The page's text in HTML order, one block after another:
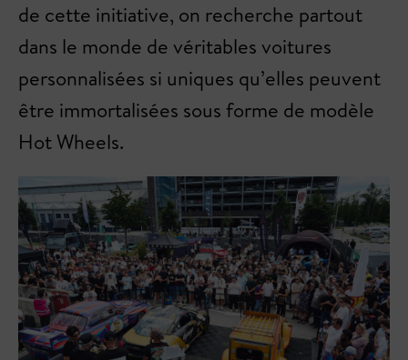
de cette initiative, on recherche partout
dans le monde de véritables voitures
personnalisées si uniques qu’elles peuvent
être immortalisées sous forme de modèle
Hot Wheels.